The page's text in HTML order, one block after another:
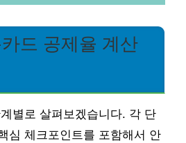
드 공제율 계산
별로 살펴보겠습니다. 각 단
심 체크포인트를 포함해서 안